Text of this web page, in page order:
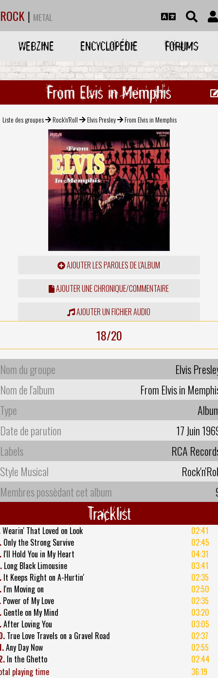
ROCK | METAL
WEBZINE ENCYCLOPÉDIE FORUMS
From Elvis in Memphis
Liste des groupes Rock'n'Roll Elvis Presley From Elvis in Memphis
AJOUTER LES PAROLES DE L'ALBUM
AJOUTER UNE CHRONIQUE/COMMENTAIRE
AJOUTER UN FICHIER AUDIO
18/20
Nom du groupe
Elvis
Nom de l'album
From Elvis in
Type
Date de parution
17 Juin
Labels
RCA
Style Musical
Membres possèdant cet album
Tracklist
Wearin' That Loved on Look
02:41
Only the Strong Survive
02:45
I'll Hold You in My Heart
04:31
Long Black Limousine
03:41
It Keeps Right on A-Hurtin'
02:35
I'm Moving on
02:50
Power of My Love
02:35
Gentle on My Mind
03:20
After Loving You
03:05
True Love Travels on a Gravel Road
02:37
Any Day Now
02:55
In the Ghetto
02:44
playing time
36:19